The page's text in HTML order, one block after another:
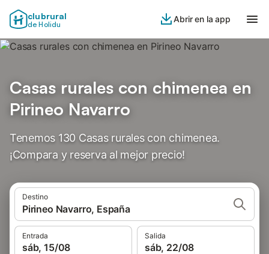
clubrural
de Holidu
Abrir en la app
Casas rurales con chimenea en
Pirineo Navarro
Tenemos 130 Casas rurales con chimenea.
¡Compara y reserva al mejor precio!
Destino
Pirineo Navarro, España
Entrada
sáb, 15/08
Salida
sáb, 22/08